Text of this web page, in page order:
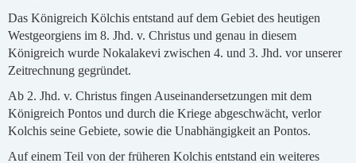
Das Königreich Kölchis entstand auf dem Gebiet des heutigen
Westgeorgiens im 8. Jhd. v. Christus und genau in diesem
Königreich wurde Nokalakevi zwischen 4. und 3. Jhd. vor unserer
Zeitrechnung gegründet.
Ab 2. Jhd. v. Christus fingen Auseinandersetzungen mit dem
Königreich Pontos und durch die Kriege abgeschwächt, verlor
Kolchis seine Gebiete, sowie die Unabhängigkeit an Pontos.
Auf einem Teil von der früheren Kolchis entstand ein weiteres